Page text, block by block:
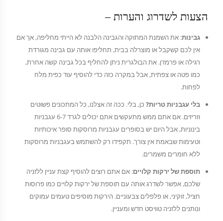
הצעות לשדרוג והערות –
גבינות: את השמנת המתוקה והגבינה הלבנה לא הייתי מחליפה, אך אם
אין לכם קשקבל או מוצרלה בבית, תחליפו אותה עם גבינה מגורדת
רגילה או פרמז'ן. את הבולגרית ניתן להחליף בכל גבינה קשה אחרת,
כמו פטה או צפתית, אבל במקרה כזה כדי להוסיף עוד כפית מלח
לפחות.
בלי עגבניות טריות? כן, בלי. ככה זה אצלנו, כל המתכונים פשוטים
וזריזים. אם אתם ממש מתעקשים אתם יכולים לגרד 6-7 עגבניות
בינוניות, אבל היום יש בסופרים עגבניות מרוסקות סופר איכותיות
וטעימות שבאמת אין צורך. תקפידו רק להשתמש בעגבניות מרוסקות
ללא חומרים משמרים.
תוספת של ירקות קלויים: אם אתם רוצים להוסיף קצת עניין ללזניה
שלכם, אפשר לשדרג אותה עם תוספת של ירקות קלויים כמו פרוסות
חציל, זוקיני, או פלפלים צבעוניים. הירקות מוסיפים טעמים עמוקים
ונותנים ללזניה טוויסט חדש ומעניין.